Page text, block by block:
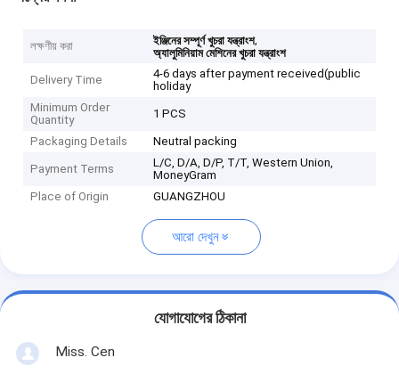
লক্ষণীয় করা ইঞ্জিনের সম্পূর্ণ খুচরা যন্ত্রাংশ,
অ্যালুমিনিয়াম মেশিনের খুচরা যন্ত্রাংশ
Delivery Time
4-6 days after payment received(public
holiday
Minimum Order
Quantity
1 PCS
Packaging Details Neutral packing
Payment Terms
L/C, D/A, D/P, T/T, Western Union,
MoneyGram
Place of Origin
GUANGZHOU
আরো দেখুন
যোগাযোগের ঠিকানা
Miss. Cen